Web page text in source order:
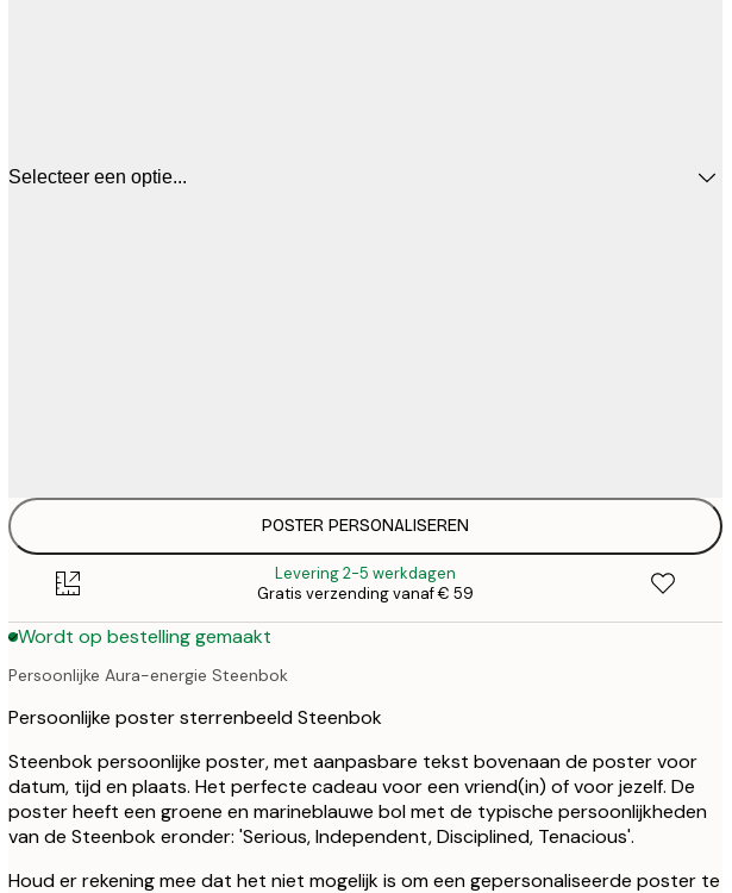
Selecteer een optie...
€
50x70 cm
POSTER PERSONALISEREN
Levering 2-5 werkdagen
Gratis verzending vanaf € 59
Wordt op bestelling gemaakt
Persoonlijke Aura-energie Steenbok
Persoonlijke poster sterrenbeeld Steenbok
Steenbok persoonlijke poster, met aanpasbare tekst bovenaan de poster voor
datum, tijd en plaats. Het perfecte cadeau voor een vriend(in) of voor jezelf. De
poster heeft een groene en marineblauwe bol met de typische persoonlijkheden
van de Steenbok eronder: 'Serious, Independent, Disciplined, Tenacious'.
Houd er rekening mee dat het niet mogelijk is om een gepersonaliseerde poster te